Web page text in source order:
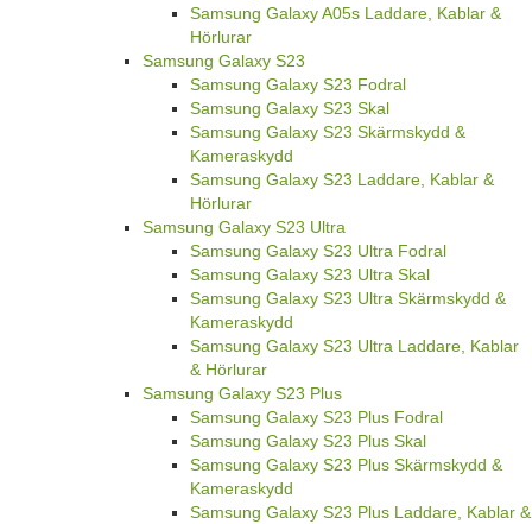
Samsung Galaxy A05s Laddare, Kablar &
Hörlurar
Samsung Galaxy S23
Samsung Galaxy S23 Fodral
Samsung Galaxy S23 Skal
Samsung Galaxy S23 Skärmskydd &
Kameraskydd
Samsung Galaxy S23 Laddare, Kablar &
Hörlurar
Samsung Galaxy S23 Ultra
Samsung Galaxy S23 Ultra Fodral
Samsung Galaxy S23 Ultra Skal
Samsung Galaxy S23 Ultra Skärmskydd &
Kameraskydd
Samsung Galaxy S23 Ultra Laddare, Kablar
& Hörlurar
Samsung Galaxy S23 Plus
Samsung Galaxy S23 Plus Fodral
Samsung Galaxy S23 Plus Skal
Samsung Galaxy S23 Plus Skärmskydd &
Kameraskydd
Samsung Galaxy S23 Plus Laddare, Kablar &